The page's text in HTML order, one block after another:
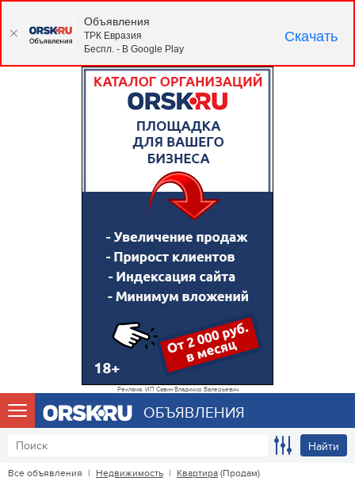
Реклама. ИП Савин Владимир Валерьевич
ОБЪЯВЛЕНИЯ
Найти
Все объявления | Недвижимость | Квартира (Продам)
Объявления
ТРК Евразия
Беспл. - В Google Play
Скачать